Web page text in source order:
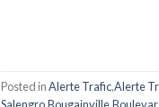
Posted inAlerte Trafic,Alerte